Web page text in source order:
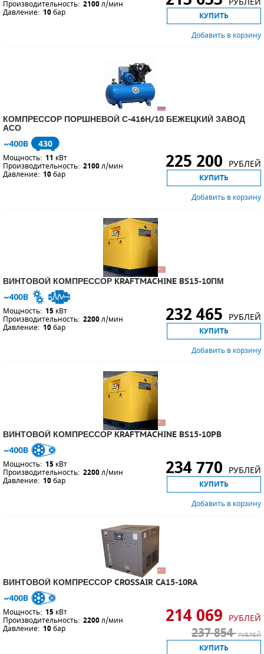
Производительность: 2100л/мин
Давление: 10бар
РУБЛЕЙ
КУПИТЬ
Добавить в корзину
КОМПРЕССОР ПОРШНЕВОЙ С-416Н/10 БЕЖЕЦКИЙ ЗАВОД
АСО
430
Мощность: 11 кВт
Производительность: 2100л/мин
Давление: 10бар
225 200 РУБЛЕЙ
КУПИТЬ
Добавить в корзину
ВИНТОВОЙ КОМПРЕССОР KRAFTMACHINE BS15-10ПМ
Мощность: 15 кВт
Производительность: 2200л/мин
Давление: 10бар
232 465 РУБЛЕЙ
КУПИТЬ
Добавить в корзину
ВИНТОВОЙ КОМПРЕССОР KRAFTMACHINE BS15-10PB
Мощность: 15 кВт
Производительность: 2200л/мин
Давление: 10бар
234 770 РУБЛЕЙ
КУПИТЬ
Добавить в корзину
ВИНТОВОЙ КОМПРЕССОР CROSSAIR CA15-10RA
Мощность: 15 кВт
Производительность: 2200л/мин
Давление: 10бар
214 069 РУБЛЕЙ
237 854 РУБЛЕЙ
КУПИТЬ
ДЕТАЛИ СПИРАЛЬНЫХ КОМПРЕССОРОВ
ДЕТАЛИ НАСОСНОЙ ЧАСТИ
ДЕТАЛИ ПОГРУЖНЫХ НАСОСОВ
ШЛАНГИ ДЛЯ МОТОПОМП
ДЛЯ ВАКУУМНЫХ НАСОСОВ